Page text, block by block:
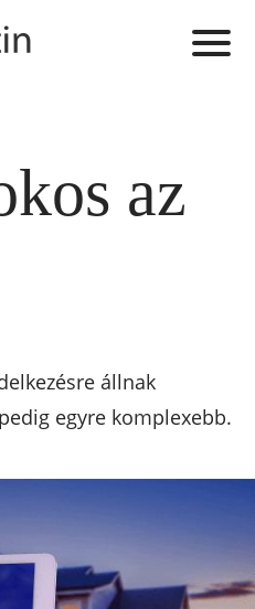
az
állnak
egyre komplexebb.